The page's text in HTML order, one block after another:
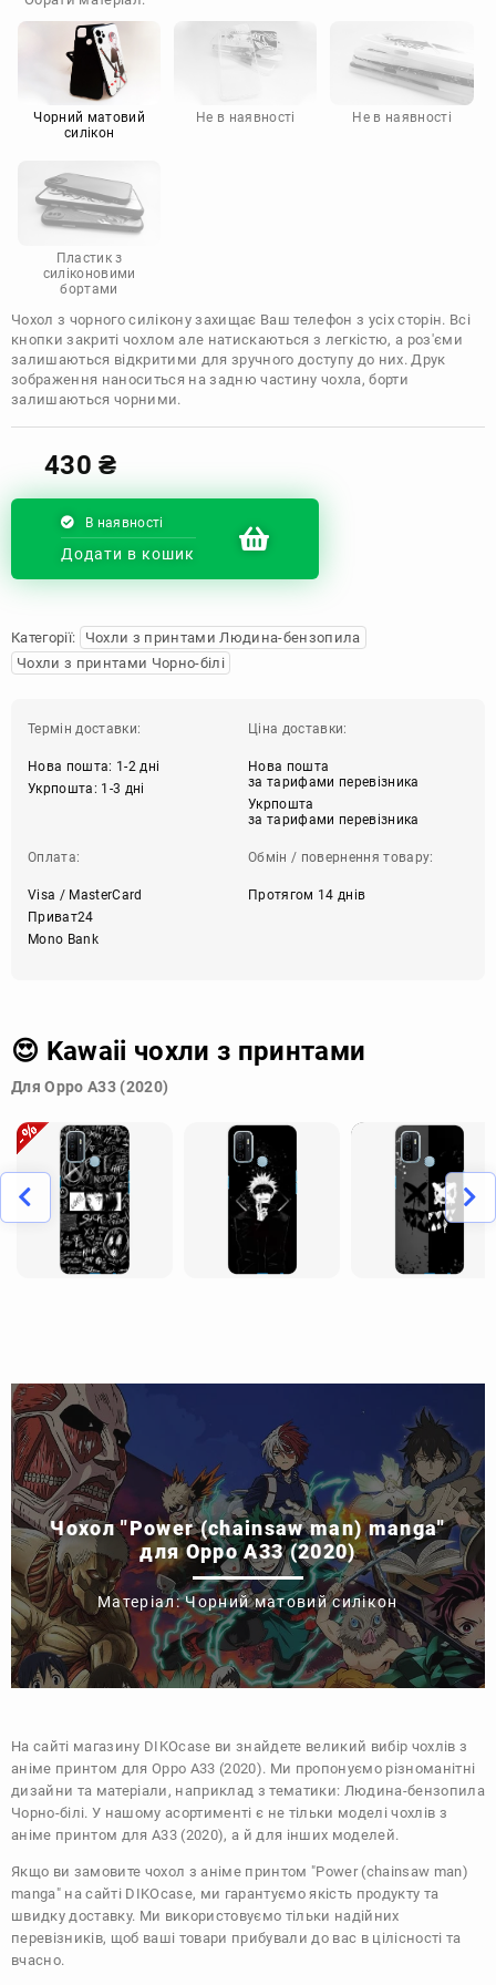
Doogee
Infinix
Sony
Motorola
Чорний матовий
силікон
Не в наявності Не в наявності
Пластик з
силіконовими
бортами
Чохол з чорного силікону захищає Ваш телефон з усіх сторін. Всі
кнопки закриті чохлом але натискаються з легкістю, а роз'єми
залишаються відкритими для зручного доступу до них. Друк
зображення наноситься на задню частину чохла, борти
залишаються чорними.
430₴
В наявності
Додати в кошик
Категорії:
Чохли з принтами Людина-бензопила
Чохли з принтами Чорно-білі
Термін доставки:
Нова пошта: 1-2 дні
Укрпошта: 1-3 дні
Ціна доставки:
Нова пошта
за тарифами перевізника
Укрпошта
за тарифами перевізника
Оплата:
Visa / MasterCard
Приват24
Mono Bank
Обмін / повернення товару:
Протягом 14 днів
😍 Kawaii чохли з принтами
Для Oppo A33 (2020)
Чохол "Power (chainsaw man) manga"
для Oppo A33 (2020)
Матеріал: Чорний матовий силікон
На сайті магазину DIKOcase ви знайдете великий вибір чохлів з
аніме принтом для Oppo A33 (2020). Ми пропонуємо різноманітні
дизайни та матеріали, наприклад з тематики: Людина-бензопила
Чорно-білі. У нашому асортименті є не тільки моделі чохлів з
аніме принтом для A33 (2020), а й для інших моделей.
Якщо ви замовите чохол з аніме принтом "Power (chainsaw man)
manga" на сайті DIKOcase, ми гарантуємо якість продукту та
швидку доставку. Ми використовуємо тільки надійних
перевізників, щоб ваші товари прибували до вас в цілісності та
вчасно.